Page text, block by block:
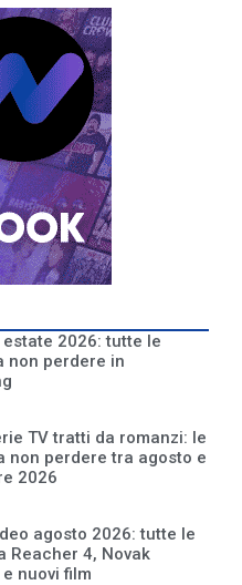
estate 2026: tutte le
non perdere in
TV tratti da romanzi: le
non perdere tra agosto e
2026
agosto 2026: tutte le
Reacher 4, Novak
nuovi film